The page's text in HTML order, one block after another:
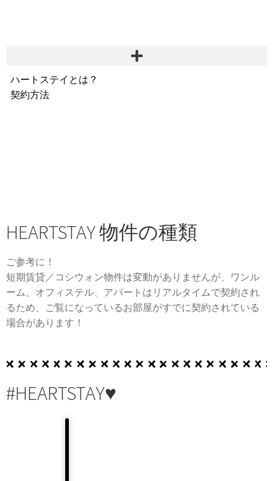
ハートステイとは？
契約方法
HEARTSTAY 物件の種類
ご参考に！
短期賃貸／コシウォン物件は変動がありませんが、ワンル
ーム、オフィステル、アパートはリアルタイムで契約され
るため、ご覧になっているお部屋がすでに契約されている
場合があります！
#HEARTSTAY♥